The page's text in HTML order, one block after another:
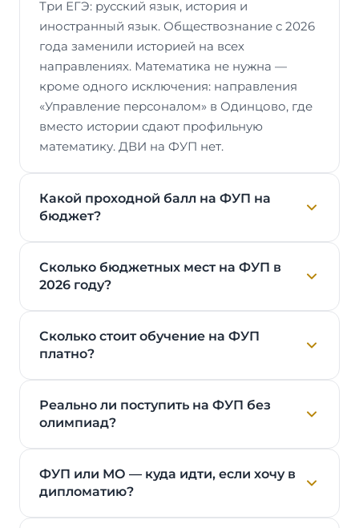
Три ЕГЭ: русский язык, история и
иностранный язык. Обществознание с 2026
года заменили историей на всех
направлениях. Математика не нужна —
кроме одного исключения: направления
«Управление персоналом» в Одинцово, где
вместо истории сдают профильную
математику. ДВИ на ФУП нет.
Какой проходной балл на ФУП на
бюджет?
Сколько бюджетных мест на ФУП в
2026 году?
Сколько стоит обучение на ФУП
платно?
Реально ли поступить на ФУП без
олимпиад?
ФУП или МО — куда идти, если хочу в
дипломатию?